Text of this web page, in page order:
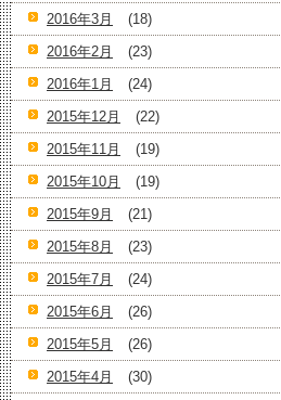
2016年3月
(18)
2016年2月
(23)
2016年1月
(24)
2015年12月
(22)
2015年11月
(19)
2015年10月
(19)
2015年9月
(21)
2015年8月
(23)
2015年7月
(24)
2015年6月
(26)
2015年5月
(26)
2015年4月
(30)